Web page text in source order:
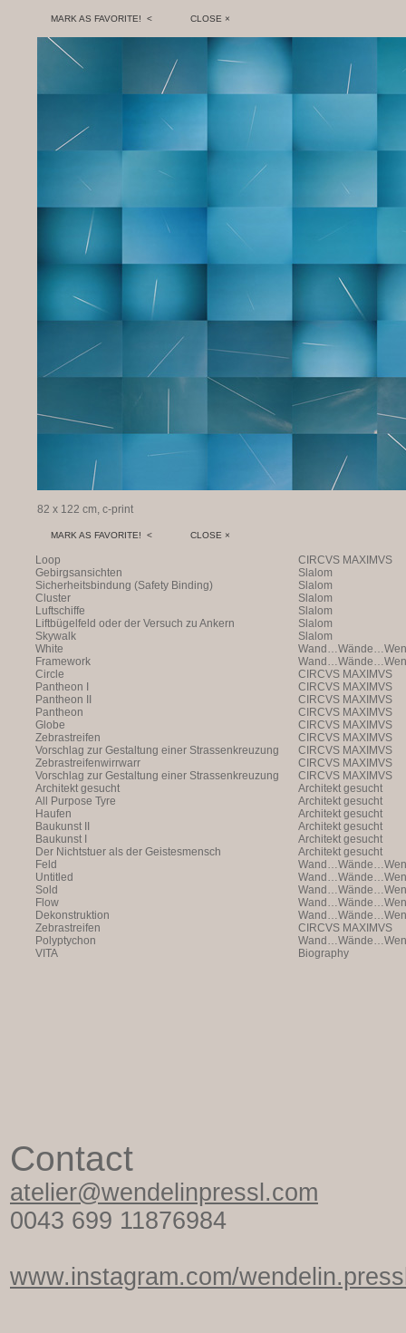
MARK AS FAVORITE! < CLOSE ×
82 x 122 cm, c-print
MARK AS FAVORITE! < CLOSE ×
Loop
CIRCVS MAXIMVS
Gebirgsansichten
Slalom
Sicherheitsbindung (Safety Binding)
Slalom
Cluster
Slalom
Luftschiffe
Slalom
Liftbügelfeld oder der Versuch zu Ankern
Slalom
Skywalk
Slalom
White
Framework
Circle
CIRCVS MAXIMVS
Pantheon I
CIRCVS MAXIMVS
Pantheon II
CIRCVS MAXIMVS
Pantheon
CIRCVS MAXIMVS
Globe
CIRCVS MAXIMVS
Zebrastreifen
CIRCVS MAXIMVS
Vorschlag zur Gestaltung einer Strassenkreuzung
CIRCVS MAXIMVS
Zebrastreifenwirrwarr
CIRCVS MAXIMVS
Vorschlag zur Gestaltung einer Strassenkreuzung
CIRCVS MAXIMVS
Architekt gesucht
Architekt gesucht
All Purpose Tyre
Architekt gesucht
Haufen
Architekt gesucht
Baukunst II
Architekt gesucht
Baukunst I
Architekt gesucht
Der Nichtstuer als der Geistesmensch
Architekt gesucht
Feld
Untitled
Sold
Flow
Dekonstruktion
Zebrastreifen
CIRCVS MAXIMVS
Polyptychon
VITA
Biography
Contact
atelier@wendelinpressl.com
0043 699 11876984
www.instagram.com/